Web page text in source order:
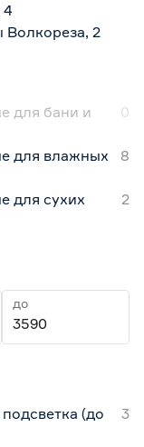
4
2
для бани и
0
для влажных
8
для сухих
2
до
(до
3